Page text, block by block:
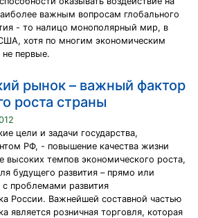
важным вопросам глобального
- то налицо монополярный мир, в
хотя по многим экономическим
первые.
рынок – важный фактор
роста страны
цели и задачи государства,
РФ, - повышение качества жизни
высоких темпов экономического роста,
будущего развития – прямо или
с проблемами развития
России. Важнейшей составной частью
является розничная торговля, которая